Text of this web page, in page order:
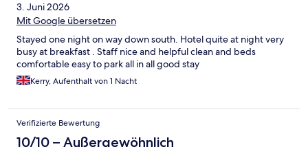
3. Juni 2026
Mit Google übersetzen
Stayed one night on way down south. Hotel quite at night very
busy at breakfast . Staff nice and helpful clean and beds
comfortable easy to park all in all good stay
Kerry, Aufenthalt von 1 Nacht
Verifizierte Bewertung
10/10 – Außergewöhnlich